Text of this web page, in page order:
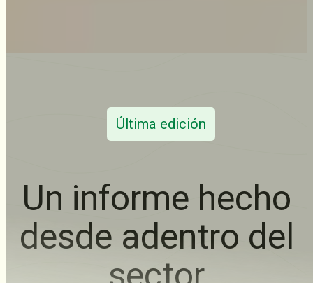
Última edición
Un informe hecho
desde adentro del